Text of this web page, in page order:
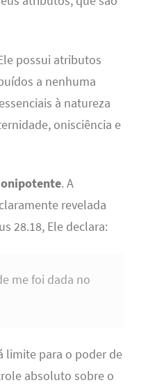
possui atributos
a nenhuma
à natureza
onisciência e
onipotente. A
revelada
28.18, Ele declara:
me foi dada no
limite para o poder de
absoluto sobre o